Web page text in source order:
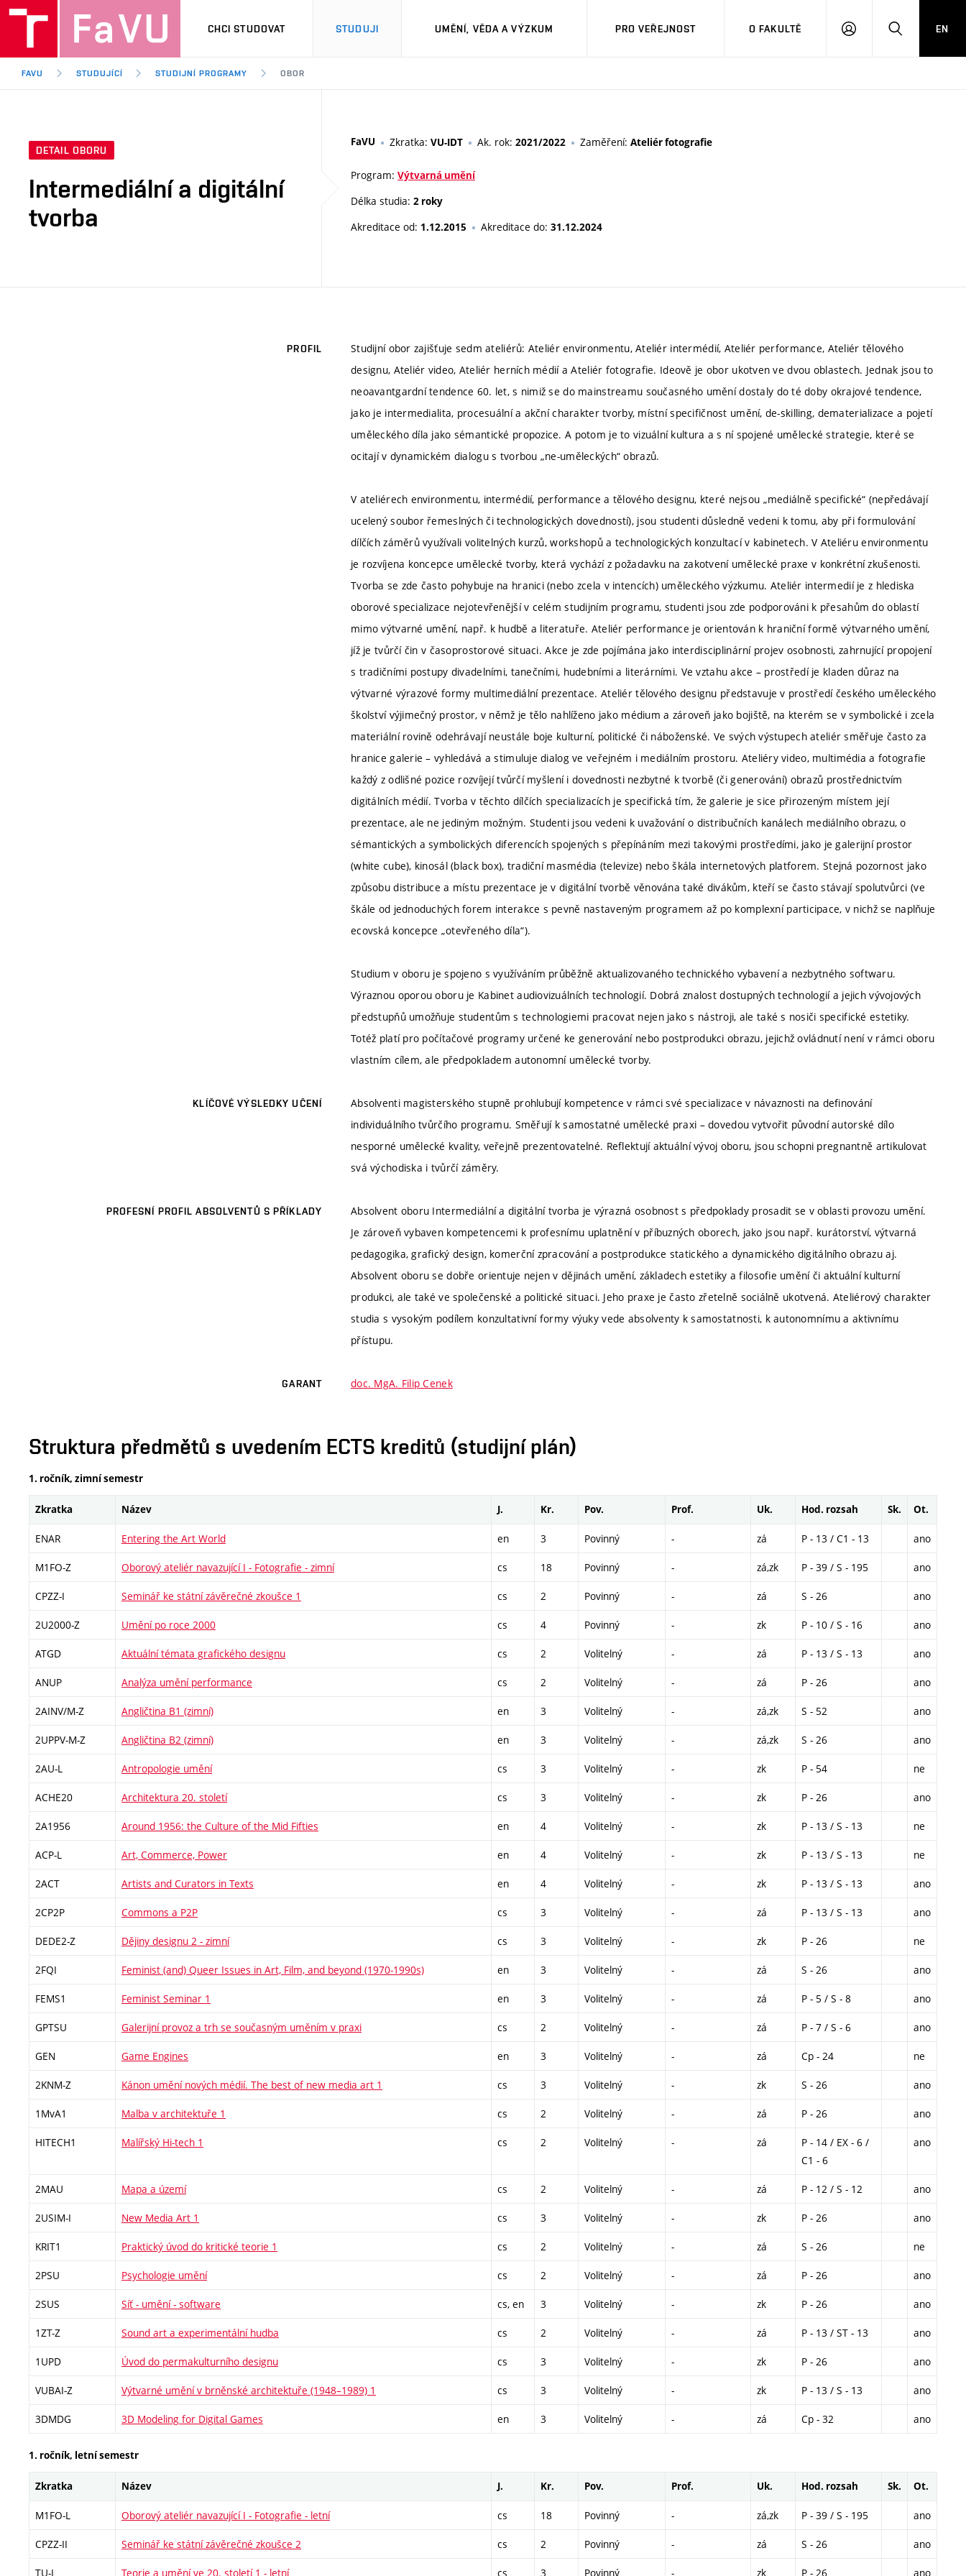
CHCI STUDOVAT STUDUJI UMĚNÍ, VĚDA A VÝZKUM PRO VEŘEJNOST O FAKULTĚ
PŘIHLÁSITHLEDAT
EN
FAVU STUDUJÍCÍ STUDIJNÍ PROGRAMY OBOR
DETAIL OBORU
Intermediální a digitální
tvorba
FaVU Zkratka: VU-IDT Ak. rok: 2021/2022 Zaměření: Ateliér fotografie
Program: Výtvarná umění
Délka studia: 2 roky
Akreditace od: 1.12.2015 Akreditace do: 31.12.2024
PROFIL
Studijní obor zajišťuje sedm ateliérů: Ateliér environmentu, Ateliér intermédií, Ateliér performance, Ateliér tělového
designu, Ateliér video, Ateliér herních médií a Ateliér fotografie. Ideově je obor ukotven ve dvou oblastech. Jednak jsou to
neoavantgardní tendence 60. let, s nimiž se do mainstreamu současného umění dostaly do té doby okrajové tendence,
jako je intermedialita, procesuální a akční charakter tvorby, místní specifičnost umění, de-skilling, dematerializace a pojetí
uměleckého díla jako sémantické propozice. A potom je to vizuální kultura a s ní spojené umělecké strategie, které se
ocitají v dynamickém dialogu s tvorbou „ne-uměleckých“ obrazů.
V ateliérech environmentu, intermédií, performance a tělového designu, které nejsou „mediálně specifické“ (nepředávají
ucelený soubor řemeslných či technologických dovedností), jsou studenti důsledně vedeni k tomu, aby při formulování
dílčích záměrů využívali volitelných kurzů, workshopů a technologických konzultací v kabinetech. V Ateliéru environmentu
je rozvíjena koncepce umělecké tvorby, která vychází z požadavku na zakotvení umělecké praxe v konkrétní zkušenosti.
Tvorba se zde často pohybuje na hranici (nebo zcela v intencích) uměleckého výzkumu. Ateliér intermedií je z hlediska
oborové specializace nejotevřenější v celém studijním programu, studenti jsou zde podporováni k přesahům do oblastí
mimo výtvarné umění, např. k hudbě a literatuře. Ateliér performance je orientován k hraniční formě výtvarného umění,
jíž je tvůrčí čin v časoprostorové situaci. Akce je zde pojímána jako interdisciplinární projev osobnosti, zahrnující propojení
s tradičními postupy divadelními, tanečními, hudebními a literárními. Ve vztahu akce – prostředí je kladen důraz na
výtvarné výrazové formy multimediální prezentace. Ateliér tělového designu představuje v prostředí českého uměleckého
školství výjimečný prostor, v němž je tělo nahlíženo jako médium a zároveň jako bojiště, na kterém se v symbolické i zcela
materiální rovině odehrávají neustále boje kulturní, politické či náboženské. Ve svých výstupech ateliér směřuje často za
hranice galerie – vyhledává a stimuluje dialog ve veřejném i mediálním prostoru. Ateliéry video, multimédia a fotografie
každý z odlišné pozice rozvíjejí tvůrčí myšlení i dovednosti nezbytné k tvorbě (či generování) obrazů prostřednictvím
digitálních médií. Tvorba v těchto dílčích specializacích je specifická tím, že galerie je sice přirozeným místem její
prezentace, ale ne jediným možným. Studenti jsou vedeni k uvažování o distribučních kanálech mediálního obrazu, o
sémantických a symbolických diferencích spojených s přepínáním mezi takovými prostředími, jako je galerijní prostor
(white cube), kinosál (black box), tradiční masmédia (televize) nebo škála internetových platforem. Stejná pozornost jako
způsobu distribuce a místu prezentace je v digitální tvorbě věnována také divákům, kteří se často stávají spolutvůrci (ve
škále od jednoduchých forem interakce s pevně nastaveným programem až po komplexní participace, v nichž se naplňuje
ecovská koncepce „otevřeného díla“).
Studium v oboru je spojeno s využíváním průběžně aktualizovaného technického vybavení a nezbytného softwaru.
Výraznou oporou oboru je Kabinet audiovizuálních technologií. Dobrá znalost dostupných technologií a jejich vývojových
předstupňů umožňuje studentům s technologiemi pracovat nejen jako s nástroji, ale také s nosiči specifické estetiky.
Totéž platí pro počítačové programy určené ke generování nebo postprodukci obrazu, jejichž ovládnutí není v rámci oboru
vlastním cílem, ale předpokladem autonomní umělecké tvorby.
KLÍČOVÉ VÝSLEDKY UČENÍ
Absolventi magisterského stupně prohlubují kompetence v rámci své specializace v návaznosti na definování
individuálního tvůrčího programu. Směřují k samostatné umělecké praxi – dovedou vytvořit původní autorské dílo
nesporné umělecké kvality, veřejně prezentovatelné. Reflektují aktuální vývoj oboru, jsou schopni pregnantně artikulovat
svá východiska i tvůrčí záměry.
PROFESNÍ PROFIL ABSOLVENTŮ S PŘÍKLADY
Absolvent oboru Intermediální a digitální tvorba je výrazná osobnost s předpoklady prosadit se v oblasti provozu umění.
Je zároveň vybaven kompetencemi k profesnímu uplatnění v příbuzných oborech, jako jsou např. kurátorství, výtvarná
pedagogika, grafický design, komerční zpracování a postprodukce statického a dynamického digitálního obrazu aj.
Absolvent oboru se dobře orientuje nejen v dějinách umění, základech estetiky a filosofie umění či aktuální kulturní
produkci, ale také ve společenské a politické situaci. Jeho praxe je často zřetelně sociálně ukotvená. Ateliérový charakter
studia s vysokým podílem konzultativní formy výuky vede absolventy k samostatnosti, k autonomnímu a aktivnímu
přístupu.
GARANT doc. MgA. Filip Cenek
Struktura předmětů s uvedením ECTS kreditů (studijní plán)
1. ročník, zimní semestr
Zkratka Název J. Kr. Pov. Prof. Uk. Hod. rozsah Sk. Ot.
ENAR Entering the Art World en 3 Povinný - zá P - 13 / C1 - 13 ano
M1FO-Z Oborový ateliér navazující I - Fotografie - zimní cs 18 Povinný - zá,zk P - 39 / S - 195 ano
CPZZ-I Seminář ke státní závěrečné zkoušce 1 cs 2 Povinný - zá S - 26 ano
2U2000-Z Umění po roce 2000 cs 4 Povinný - zk P - 10 / S - 16 ano
ATGD Aktuální témata grafického designu cs 2 Volitelný - zá P - 13 / S - 13 ano
ANUP Analýza umění performance cs 2 Volitelný - zá P - 26 ano
2AINV/M-Z Angličtina B1 (zimní) en 3 Volitelný - zá,zk S - 52 ano
2UPPV-M-Z Angličtina B2 (zimní) en 3 Volitelný - zá,zk S - 26 ano
2AU-L Antropologie umění cs 3 Volitelný - zk P - 54 ne
ACHE20 Architektura 20. století cs 3 Volitelný - zk P - 26 ano
2A1956 Around 1956: the Culture of the Mid Fifties en 4 Volitelný - zk P - 13 / S - 13 ne
ACP-L Art, Commerce, Power en 4 Volitelný - zk P - 13 / S - 13 ne
2ACT Artists and Curators in Texts en 4 Volitelný - zk P - 13 / S - 13 ano
2CP2P Commons a P2P cs 3 Volitelný - zá P - 13 / S - 13 ano
DEDE2-Z Dějiny designu 2 - zimní cs 3 Volitelný - zk P - 26 ne
2FQI Feminist (and) Queer Issues in Art, Film, and beyond (1970-1990s) en 3 Volitelný - zá S - 26 ano
FEMS1 Feminist Seminar 1 en 3 Volitelný - zá P - 5 / S - 8 ano
GPTSU Galerijní provoz a trh se současným uměním v praxi cs 2 Volitelný - zá P - 7 / S - 6 ano
GEN Game Engines en 3 Volitelný - zá Cp - 24 ne
2KNM-Z Kánon umění nových médií. The best of new media art 1 cs 3 Volitelný - zk S - 26 ano
1MvA1 Malba v architektuře 1 cs 2 Volitelný - zá P - 26 ano
HITECH1 Malířský Hi-tech 1 cs 2 Volitelný - zá
P - 14 / EX - 6 /
C1 - 6
ano
2MAU Mapa a území cs 2 Volitelný - zá P - 12 / S - 12 ano
2USIM-I New Media Art 1 cs 3 Volitelný - zk P - 26 ano
KRIT1 Praktický úvod do kritické teorie 1 cs 2 Volitelný - zá S - 26 ne
2PSU Psychologie umění cs 2 Volitelný - zá P - 26 ano
2SUS Síť - umění - software cs, en 3 Volitelný - zk P - 26 ano
1ZT-Z Sound art a experimentální hudba cs 2 Volitelný - zá P - 13 / ST - 13 ano
1UPD Úvod do permakulturního designu cs 3 Volitelný - zk P - 26 ano
VUBAI-Z Výtvarné umění v brněnské architektuře (1948–1989) 1 cs 3 Volitelný - zk P - 13 / S - 13 ano
3DMDG 3D Modeling for Digital Games en 3 Volitelný - zá Cp - 32 ano
1. ročník, letní semestr
Zkratka Název J. Kr. Pov. Prof. Uk. Hod. rozsah Sk. Ot.
M1FO-L Oborový ateliér navazující I - Fotografie - letní cs 18 Povinný - zá,zk P - 39 / S - 195 ano
CPZZ-II Seminář ke státní závěrečné zkoušce 2 cs 2 Povinný - zá S - 26 ano
TU-L Teorie a umění ve 20. století 1 - letní cs 3 Povinný - zk P - 26 ano